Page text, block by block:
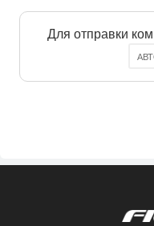
Для отправки